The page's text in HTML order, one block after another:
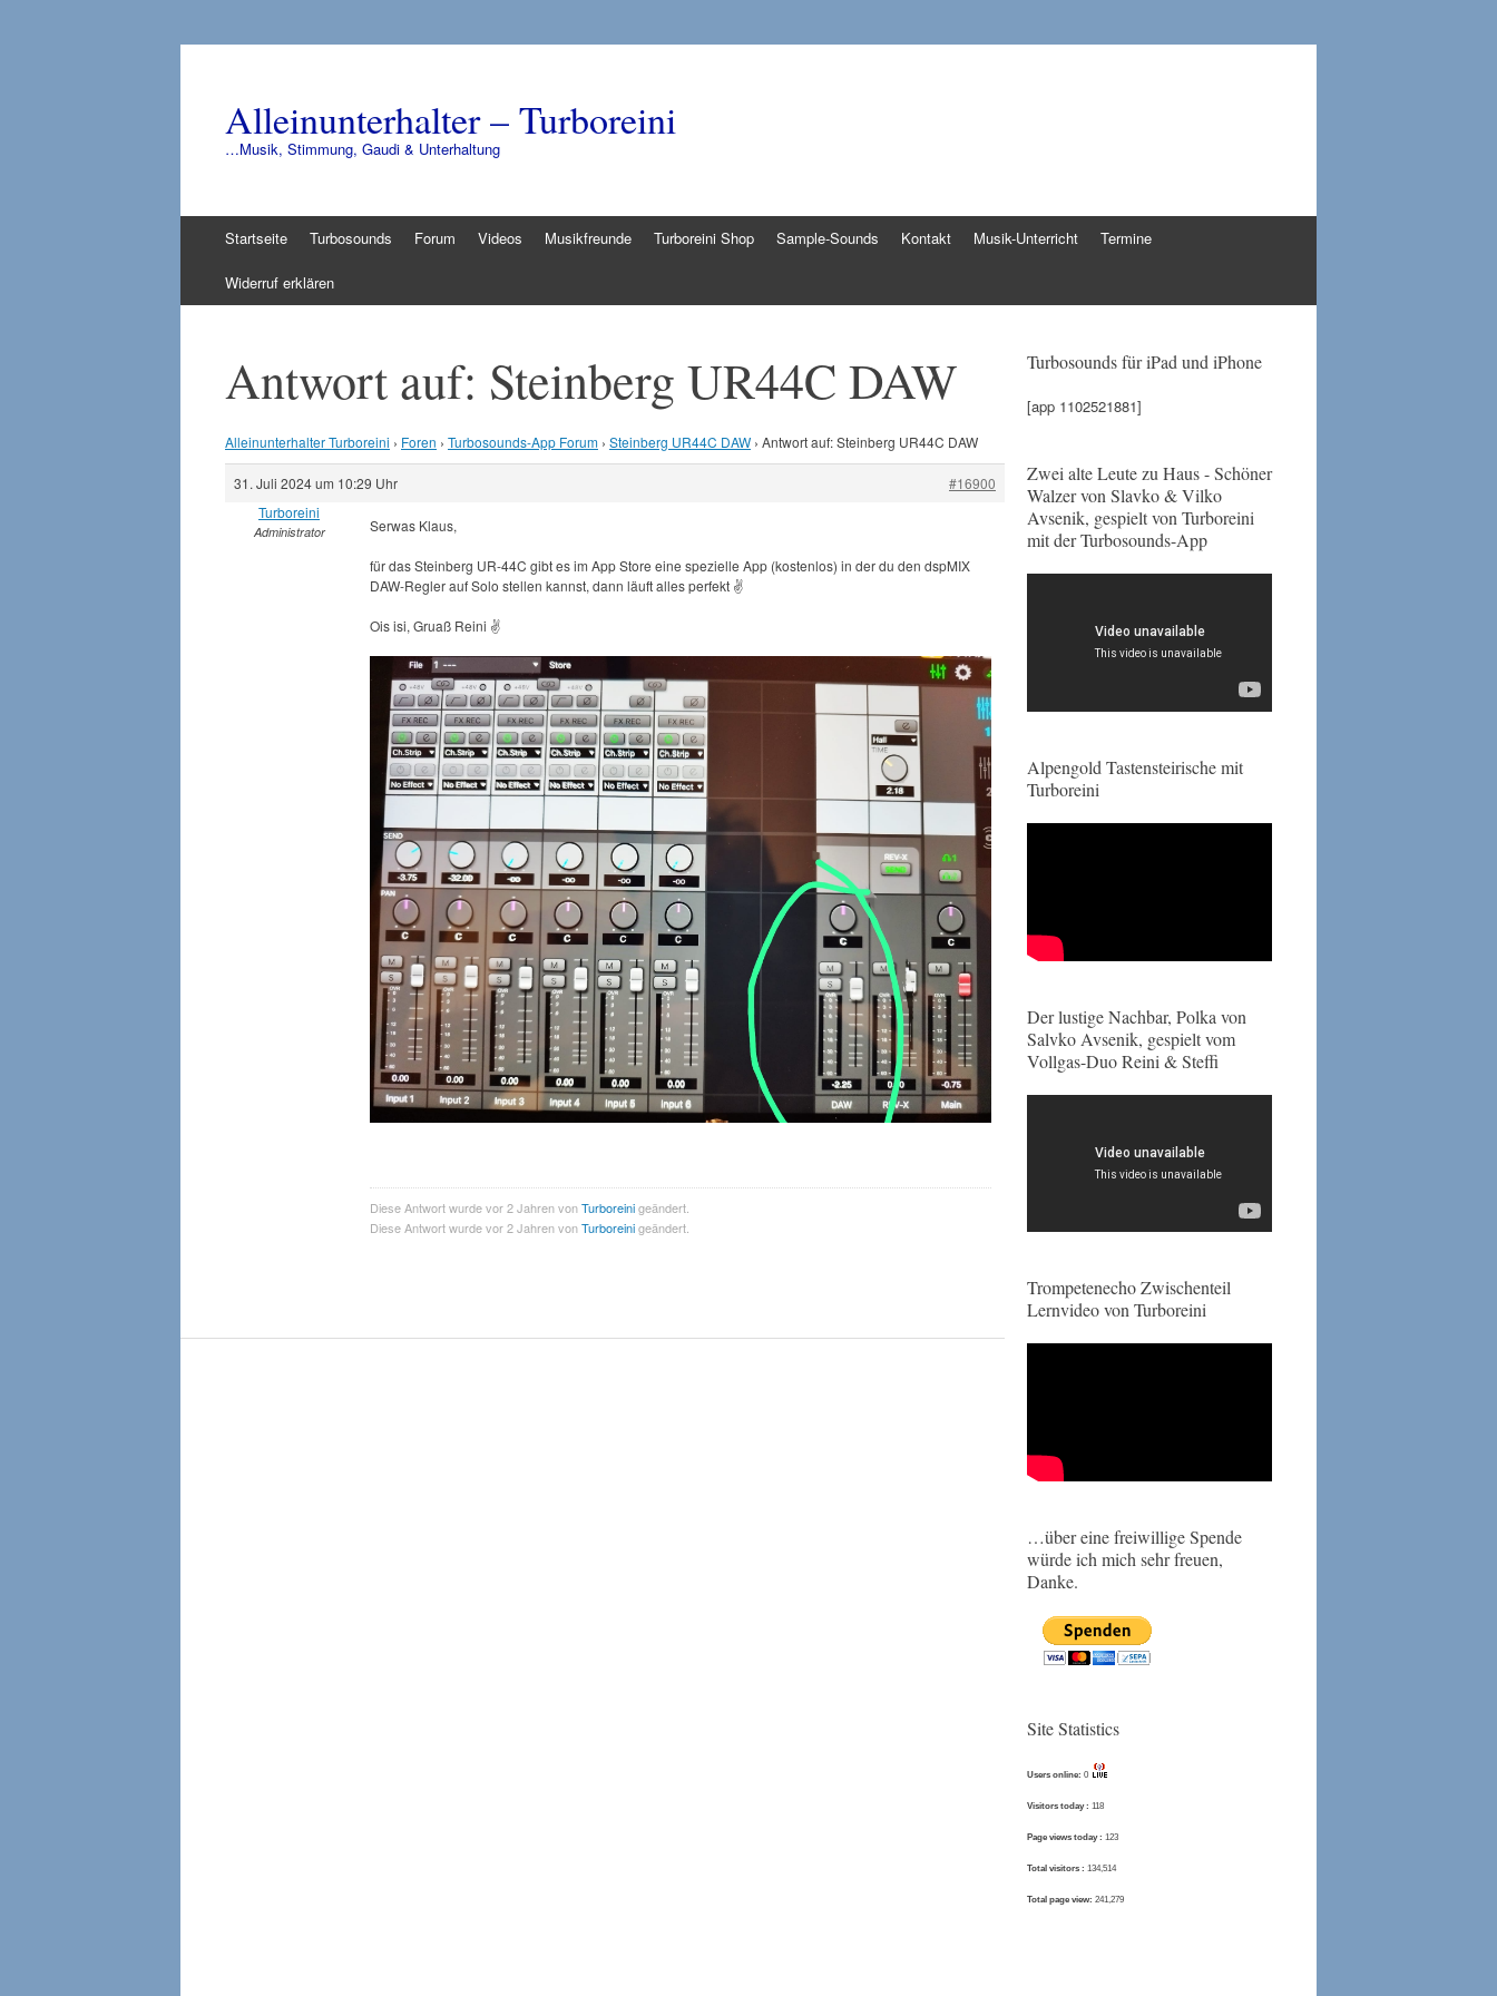
Alleinunterhalter – Turboreini
…Musik, Stimmung, Gaudi & Unterhaltung
springen
Startseite Turbosounds Forum Videos Musikfreunde Turboreini Shop Sample-Sounds Kontakt Musik-Unterricht Termine
Widerruf erklären
Antwort auf: Steinberg UR44C DAW
Alleinunterhalter Turboreini › Foren › Turbosounds-App Forum › Steinberg UR44C DAW › Antwort auf: Steinberg UR44C DAW
31. Juli 2024 um 10:29 Uhr
#16900
Turboreini
Administrator Serwas Klaus,
für das Steinberg UR-44C gibt es im App Store eine spezielle App (kostenlos) in der du den dspMIX
DAW-Regler auf Solo stellen kannst, dann läuft alles perfekt ✌️
Ois isi, Gruaß Reini ✌️
Diese Antwort wurde vor 2 Jahren vonTurboreinigeändert.
Diese Antwort wurde vor 2 Jahren vonTurboreinigeändert.
Turbosounds für iPad und iPhone
[app 1102521881]
Zwei alte Leute zu Haus - Schöner
Walzer von Slavko & Vilko
Avsenik, gespielt von Turboreini
mit der Turbosounds-App
Alpengold Tastensteirische mit
Turboreini
Der lustige Nachbar, Polka von
Salvko Avsenik, gespielt vom
Vollgas-Duo Reini & Steffi
Trompetenecho Zwischenteil
Lernvideo von Turboreini
…über eine freiwillige Spende
würde ich mich sehr freuen,
Danke.
Site Statistics
Users online: 0
Visitors today : 118
Page views today : 123
Total visitors : 134,514
Total page view: 241,279